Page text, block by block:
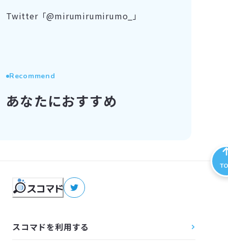
Twitter「@mirumirumirumo_」
Recommend
あなたにおすすめ
スコマドを利用する